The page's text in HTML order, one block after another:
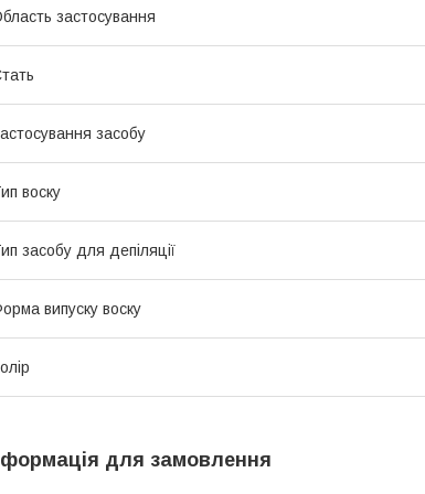
застосування
засобу
воску
засобу для депіляції
випуску воску
для замовлення